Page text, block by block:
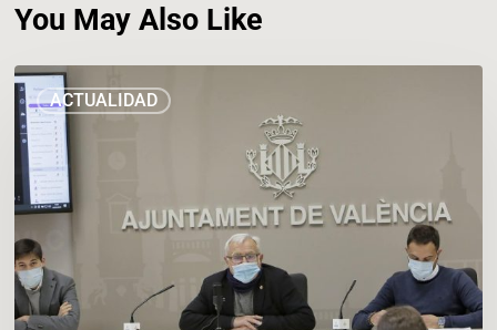
You May Also Like
ACTUALIDAD
EL
AYUNTAMIENTO
FOMENTA
LA
INSTALACIÓN
DE
FOTOVOLTAICAS
EN
EDIFICIOS